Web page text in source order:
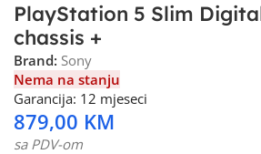
PlayStation 5 Slim
chassis +
Brand: Sony
Nema na stanju
Garancija: 12 mjeseci
879,00 KM
sa PDV-om